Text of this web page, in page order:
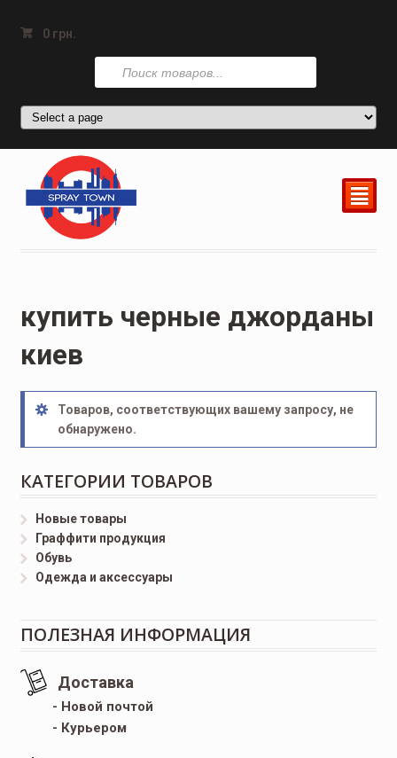
0 грн.
Поиск
товаров
²
купить черные джорданы
киев
Товаров, соответствующих вашему запросу, не
обнаружено.
КАТЕГОРИИ ТОВАРОВ
Новые товары
Граффити продукция
Обувь
Одежда и аксессуары
ПОЛЕЗНАЯ ИНФОРМАЦИЯ
Доставка
- Новой почтой
- Курьером